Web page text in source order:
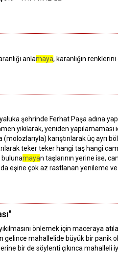
anlamaya, karanlığın
şehrinde Ferhat Paşa adına
yıkılarak, yeniden yapılamaması
karıştırılarak üç ayrı
teker teker hangi taş hangi
bulunamayan taşlarının yerine ise,
eşine çok az rastlanan yenileme
önlemek için maceraya
gelince mahallelide büyük bir panik
bir de söylenti çıkınca